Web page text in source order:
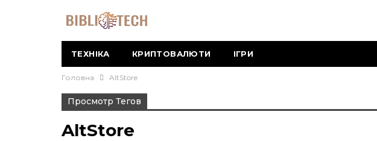
ТЕХНІКА КРИПТОВАЛЮТИ ІГРИ
Головна AltStore
Просмотр Тегов
AltStore